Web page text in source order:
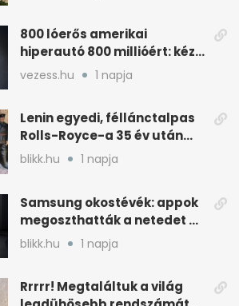
800 lóerős amerikai
hiperautó 800 millióért: kézi
váltóval jön
vezess.hu 1 napja
Lenin egyedi, féllánctalpas
Rolls-Royce-a 35 év után
kijött a garázsból
blikk.hu 1 napja
Samsung okostévék: appok
megoszthatták a netedet a
tudtod nélkül
blikk.hu 1 napja
Rrrrr! Megtaláltuk a világ